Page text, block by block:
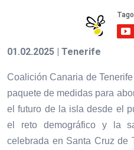
01.02.2025 | Tenerife
Coalición Canaria de
paquete de medidas para
el futuro de la isla desde el
el reto demográfico y la
celebrada en Santa Cruz de